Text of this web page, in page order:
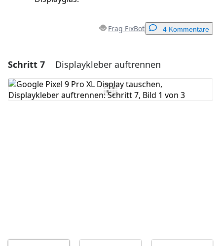
Frag FixBot 4 Kommentare
Einen Kommentar hinzufügen
Kommentar hinzufügen
Schritt 7 Displaykleber auftrennen